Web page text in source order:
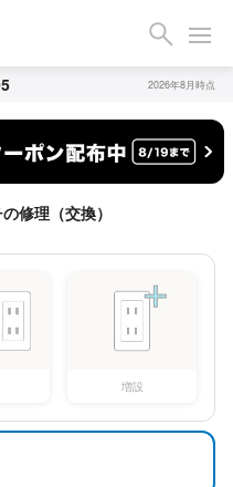
2026年8月時点
修理（交換）
増設